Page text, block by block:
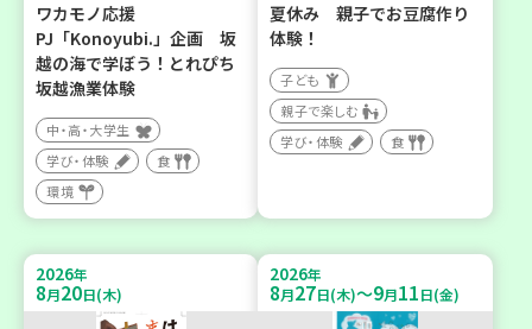
ワカモノ応援
PJ「Konoyubi.」企画 坂
越の海で学ぼう！とれぴち
坂越漁業体験
中・高・大学生
学び・体験
食
環境
夏休み 親子でお豆腐作り
体験！
子ども
親子で楽しむ
学び・体験
食
2026年
8月20日(木)
2026年
8月27日(木)～9月11日(金)